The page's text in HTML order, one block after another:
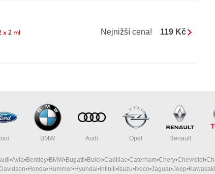
x 2 ml Nejnižší cena! 119 Kč
BMW Audi Opel Renault
Avia Bentley BMW Bugatti Buick Cadillac Caterham Chery Chevrolet
Honda Hummer Hyundai Infiniti Isuzu Iveco Jaguar Jeep Kawasaki